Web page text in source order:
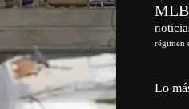
MLB
régimen
Lo